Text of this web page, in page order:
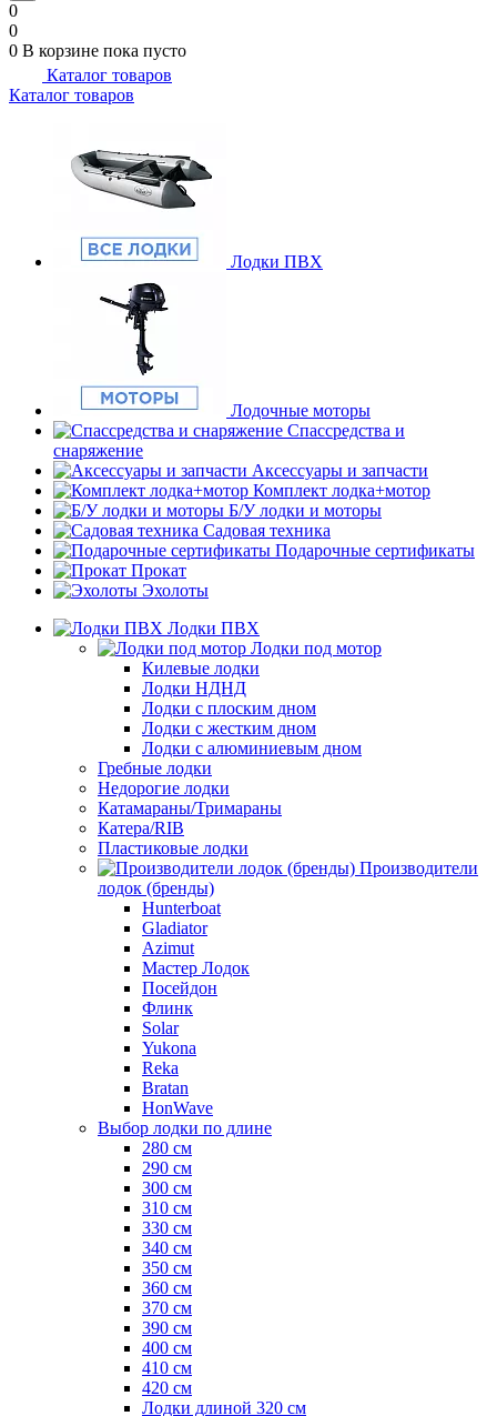
0
0
0 В корзине пока пусто
Каталог товаров
Каталог товаров
Лодки ПВХ
Лодочные моторы
Спассредства и
снаряжение
Аксессуары и запчасти
Комплект лодка+мотор
Б/У лодки и моторы
Садовая техника
Подарочные сертификаты
Прокат
Эхолоты
Лодки ПВХ
Лодки под мотор
Килевые лодки
Лодки НДНД
Лодки с плоским дном
Лодки с жестким дном
Лодки с алюминиевым дном
Гребные лодки
Недорогие лодки
Катамараны/Тримараны
Катера/RIB
Пластиковые лодки
Производители
лодок (бренды)
Hunterboat
Gladiator
Azimut
Мастер Лодок
Посейдон
Флинк
Solar
Yukona
Reka
Bratan
HonWave
Выбор лодки по длине
280 см
290 см
300 см
310 см
330 см
340 см
350 см
360 см
370 см
390 см
400 см
410 см
420 см
Лодки длиной 320 см